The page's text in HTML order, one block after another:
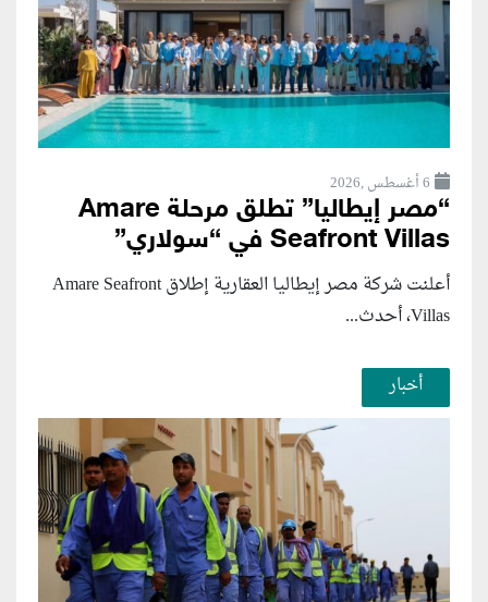
6 أغسطس ,2026
“مصر إيطاليا” تطلق مرحلة Amare
Seafront Villas في “سولاري”
أعلنت شركة مصر إيطاليا العقارية إطلاق Amare Seafront
Villas، أحدث...
أخبار